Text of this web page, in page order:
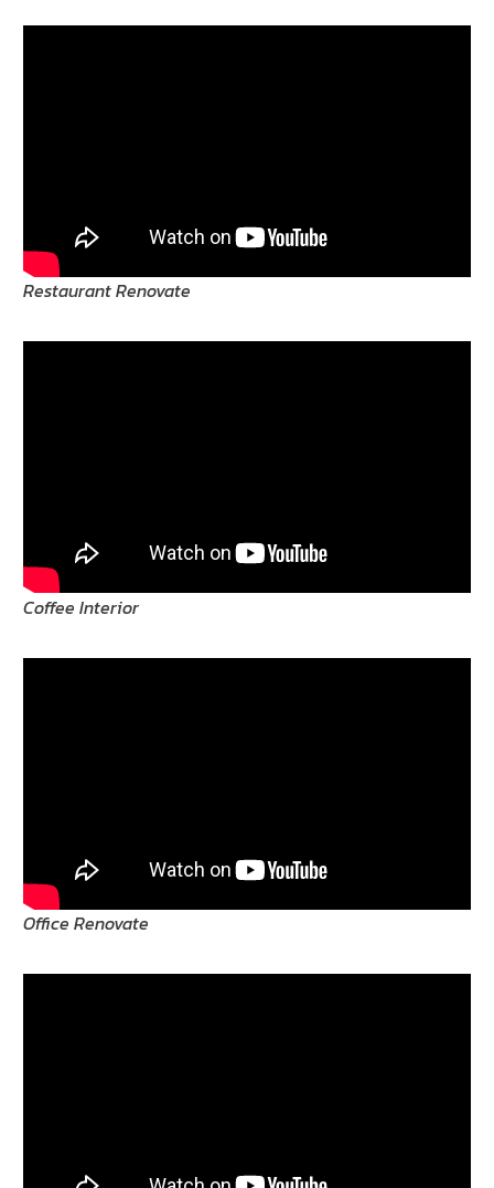
Restaurant Renovate
Coffee Interior
Office Renovate